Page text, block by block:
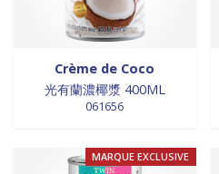
Crème de Coco
光有蘭濃椰漿 400ML
061656
MARQUE EXCLUSIVE